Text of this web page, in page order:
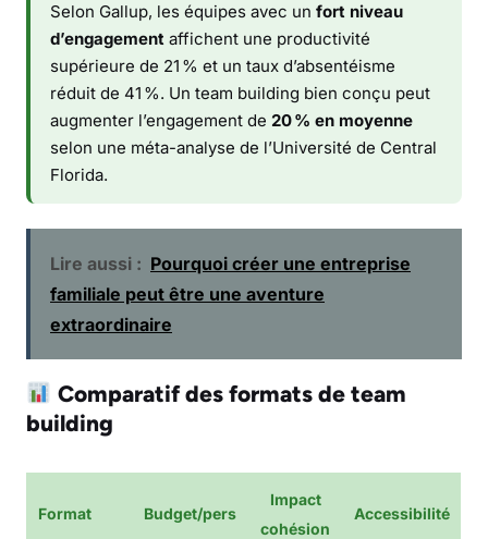
Selon Gallup, les équipes avec un fort niveau
d’engagement affichent une productivité
supérieure de 21 % et un taux d’absentéisme
réduit de 41 %. Un team building bien conçu peut
augmenter l’engagement de 20 % en moyenne
selon une méta-analyse de l’Université de Central
Florida.
Lire aussi : Pourquoi créer une entreprise
familiale peut être une aventure
extraordinaire
Comparatif des formats de team
building
Format Budget/pers
Impact
cohésion
Accessibilité